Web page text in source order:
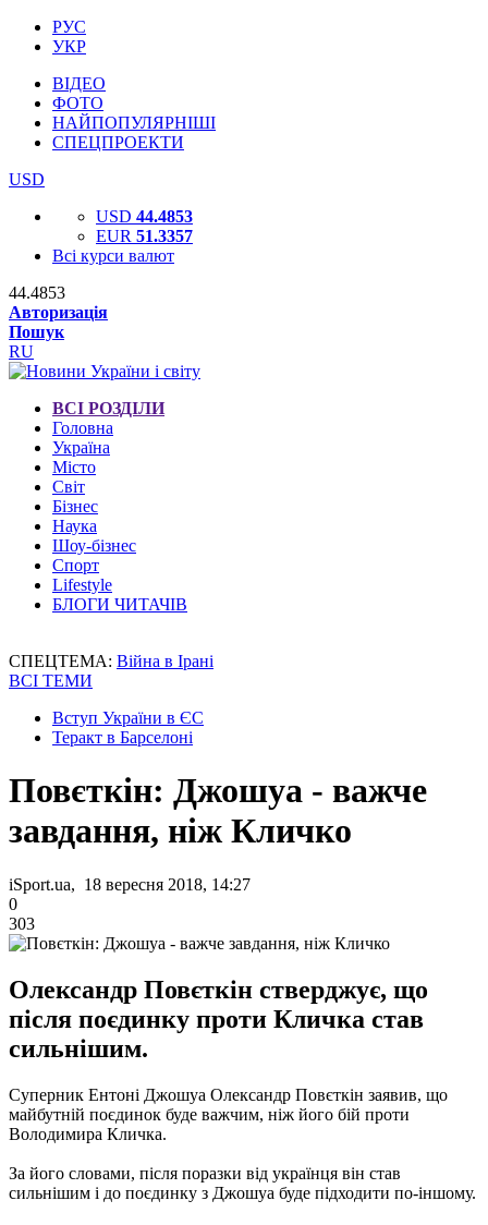
РУС
УКР
ВІДЕО
ФОТО
НАЙПОПУЛЯРНІШІ
СПЕЦПРОЕКТИ
USD
USD 44.4853
EUR 51.3357
Всі курси валют
44.4853
Авторизація
Пошук
RU
ВСІ РОЗДІЛИ
Головна
Україна
Місто
Світ
Бізнес
Наука
Шоу-бізнес
Спорт
Lifestyle
БЛОГИ ЧИТАЧІВ
СПЕЦТЕМА: Війна в Ірані
ВСІ ТЕМИ
Вступ України в ЄС
Теракт в Барселоні
Повєткін: Джошуа - важче
завдання, ніж Кличко
iSport.ua, 18 вересня 2018, 14:27
0
303
Олександр Повєткін стверджує, що
після поєдинку проти Кличка став
сильнішим.
Суперник Ентоні Джошуа Олександр Повєткін заявив, що
майбутній поєдинок буде важчим, ніж його бій проти
Володимира Кличка.
За його словами, після поразки від українця він став
сильнішим і до поєдинку з Джошуа буде підходити по-іншому.